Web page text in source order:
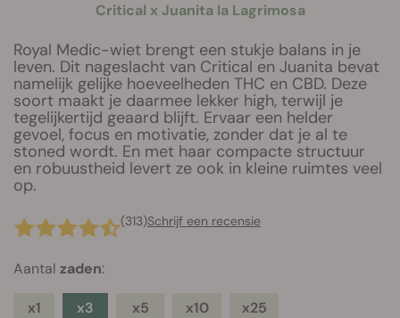
Critical x Juanita la Lagrimosa
Royal Medic-wiet brengt een stukje balans in je
leven. Dit nageslacht van Critical en Juanita bevat
namelijk gelijke hoeveelheden THC en CBD. Deze
soort maakt je daarmee lekker high, terwijl je
tegelijkertijd geaard blijft. Ervaar een helder
gevoel, focus en motivatie, zonder dat je al te
stoned wordt. En met haar compacte structuur
en robuustheid levert ze ook in kleine ruimtes veel
op.
(313)Schrijf een recensie
Aantal zaden:
x1 x3 x5 x10 x25